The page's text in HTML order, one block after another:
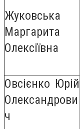
Жуковська
Маргарита
Олексіївна
Овсієнко Юрій
Олександрови
ч